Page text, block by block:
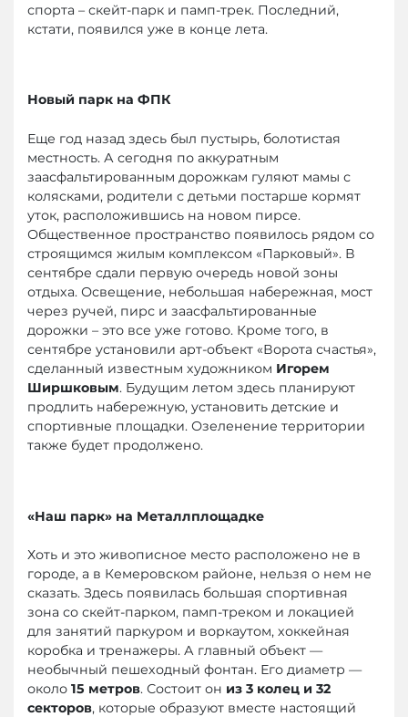
спорта – скейт-парк и памп-трек. Последний,
кстати, появился уже в конце лета.
Новый парк на ФПК
Еще год назад здесь был пустырь, болотистая
местность. А сегодня по аккуратным
заасфальтированным дорожкам гуляют мамы с
колясками, родители с детьми постарше кормят
уток, расположившись на новом пирсе.
Общественное пространство появилось рядом со
строящимся жилым комплексом «Парковый». В
сентябре сдали первую очередь новой зоны
отдыха. Освещение, небольшая набережная, мост
через ручей, пирс и заасфальтированные
дорожки – это все уже готово. Кроме того, в
сентябре установили арт-объект «Ворота счастья»,
сделанный известным художником Игорем
Ширшковым. Будущим летом здесь планируют
продлить набережную, установить детские и
спортивные площадки. Озеленение территории
также будет продолжено.
«Наш парк» на Металлплощадке
Хоть и это живописное место расположено не в
городе, а в Кемеровском районе, нельзя о нем не
сказать. Здесь появилась большая спортивная
зона со скейт-парком, памп-треком и локацией
для занятий паркуром и воркаутом, хоккейная
коробка и тренажеры. А главный объект —
необычный пешеходный фонтан. Его диаметр —
около 15 метров. Состоит он из 3 колец и 32
секторов, которые образуют вместе настоящий